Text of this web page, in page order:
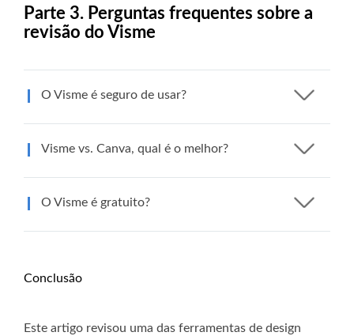
Parte 3. Perguntas frequentes sobre a
revisão do Visme
O Visme é seguro de usar?
Visme vs. Canva, qual é o melhor?
O Visme é gratuito?
Conclusão
Este artigo revisou uma das ferramentas de design